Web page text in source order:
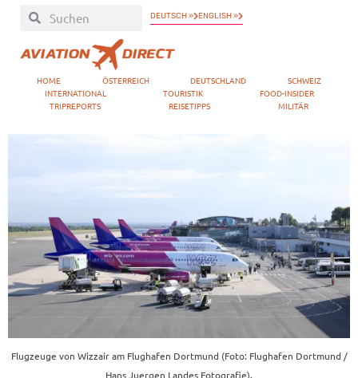
DEUTSCH » ENGLISH »
HOME ÖSTERREICH DEUTSCHLAND
SCHWEIZ
INTERNATIONAL
TOURISTIK
FOOD-INSIDER
TRIPREPORTS
REISETIPPS MILITÄR
Flugzeuge von Wizzair am Flughafen Dortmund (Foto: Flughafen Dortmund /
Hans Juergen Landes Fotografie).